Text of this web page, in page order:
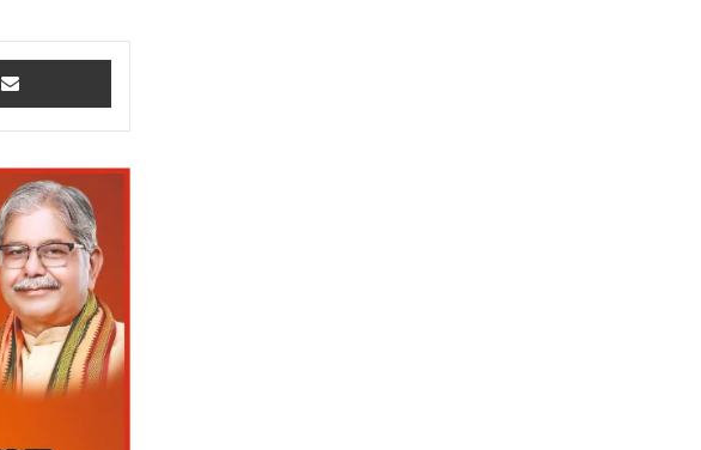
Share via Email